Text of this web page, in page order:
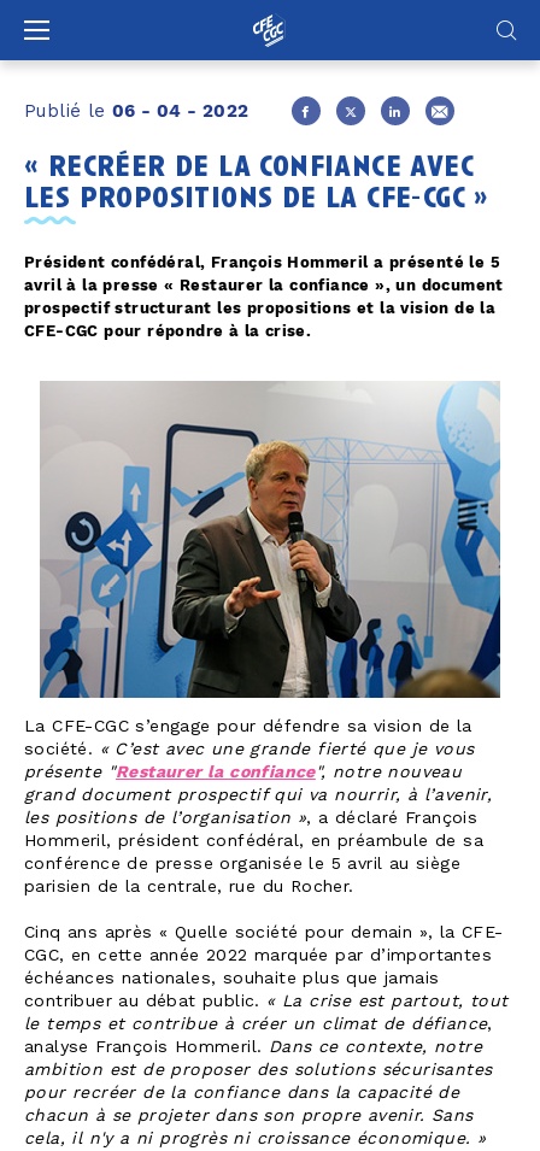
Publié le 06 - 04 - 2022
« recréer de la confiance avec
les propositions de la cfe-cgc »
Président confédéral, François Hommeril a présenté le 5
avril à la presse « Restaurer la confiance », un document
prospectif structurant les propositions et la vision de la
CFE-CGC pour répondre à la crise.
La CFE-CGC s’engage pour défendre sa vision de la
société. « C’est avec une grande fierté que je vous
présente "Restaurer la confiance", notre nouveau
grand document prospectif qui va nourrir, à l’avenir,
les positions de l’organisation », a déclaré François
Hommeril, président confédéral, en préambule de sa
conférence de presse organisée le 5 avril au siège
parisien de la centrale, rue du Rocher.
Cinq ans après « Quelle société pour demain », la CFE-
CGC, en cette année 2022 marquée par d’importantes
échéances nationales, souhaite plus que jamais
contribuer au débat public. « La crise est partout, tout
le temps et contribue à créer un climat de défiance,
analyse François Hommeril. Dans ce contexte, notre
ambition est de proposer des solutions sécurisantes
pour recréer de la confiance dans la capacité de
chacun à se projeter dans son propre avenir. Sans
cela, il n'y a ni progrès ni croissance économique. »
Panneau de gestion des cookies